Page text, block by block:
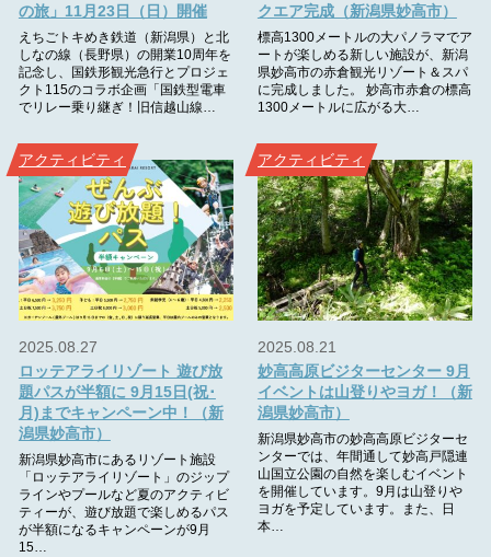
の旅」11月23日（日）開催
えちごトキめき鉄道（新潟県）と北
しなの線（長野県）の開業10周年を
記念し、国鉄形観光急行とプロジェ
クト115のコラボ企画「国鉄型電車
でリレー乗り継ぎ！旧信越山線…
クエア完成（新潟県妙高市）
標高1300メートルの大パノラマでア
ートが楽しめる新しい施設が、新潟
県妙高市の赤倉観光リゾート＆スパ
に完成しました。 妙高市赤倉の標高
1300メートルに広がる大…
アクティビティ
2025.08.27
ロッテアライリゾート 遊び放
題パスが半額に 9月15日(祝･
月)までキャンペーン中！（新
潟県妙高市）
新潟県妙高市にあるリゾート施設
「ロッテアライリゾート」のジップ
ラインやプールなど夏のアクティビ
ティーが、遊び放題で楽しめるパス
が半額になるキャンペーンが9月
15…
アクティビティ
2025.08.21
妙高高原ビジターセンター 9月
イベントは山登りやヨガ！（新
潟県妙高市）
新潟県妙高市の妙高高原ビジターセ
ンターでは、年間通して妙高戸隠連
山国立公園の自然を楽しむイベント
を開催しています。9月は山登りや
ヨガを予定しています。また、日
本…